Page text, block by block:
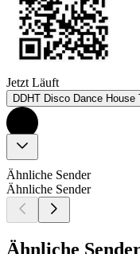
Jetzt Läuft
DDHT Disco Dance House
Ähnliche Sender
Ähnliche Sender
Ähnliche